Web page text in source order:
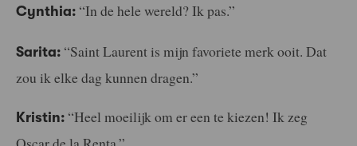
Cynthia: “In de hele wereld? Ik pas.”
Sarita: “Saint Laurent is mijn favoriete merk ooit. Dat
zou ik elke dag kunnen dragen.”
Kristin: “Heel moeilijk om er een te kiezen! Ik zeg